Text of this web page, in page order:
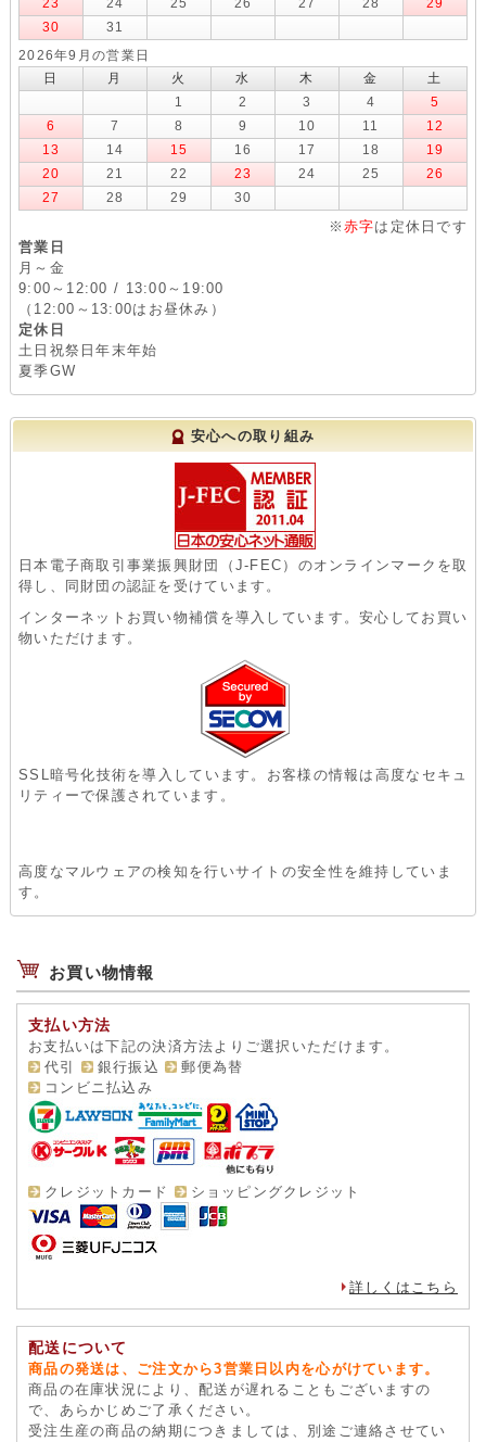
23 24 25 26 27 28
29
30
31
2026年9月の営業日
日
月 火 水 木 金
土
1
2 3 4
5
6
7 8 9 10 11
12
13
14 15 16 17 18
19
20
21 22 23 24 25
26
27
28 29 30
※ 赤字は定休日です
営業日
月～金
9:00～12:00 / 13:00～19:00
（12:00～13:00はお昼休み）
定休日
土日祝祭日年末年始
夏季GW
安心への取り組み
日本電子商取引事業振興財団（J-FEC）のオンラインマークを取
得し、同財団の認証を受けています。
インターネットお買い物補償を導入しています。安心してお買い
物いただけます。
SSL暗号化技術を導入しています。お客様の情報は高度なセキュ
リティーで保護されています。
高度なマルウェアの検知を行いサイトの安全性を維持していま
す。
お買い物情報
支払い方法
お支払いは下記の決済方法よりご選択いただけます。
代引
銀行振込
郵便為替
コンビニ払込み
クレジットカード ショッピングクレジット
詳しくはこちら
配送について
商品の発送は、ご注文から3営業日以内を心がけています。
商品の在庫状況により、配送が遅れることもございますの
で、あらかじめご了承ください。
受注生産の商品の納期につきましては、別途ご連絡させてい